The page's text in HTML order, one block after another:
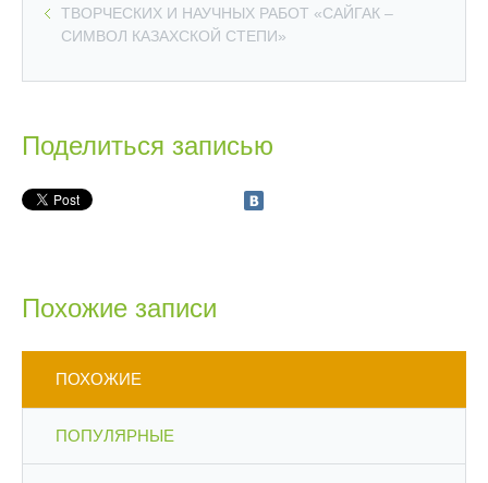
ТВОРЧЕСКИХ И НАУЧНЫХ РАБОТ «САЙГАК –
СИМВОЛ КАЗАХСКОЙ СТЕПИ»
Поделиться записью
Похожие записи
ПОХОЖИЕ
ПОПУЛЯРНЫЕ